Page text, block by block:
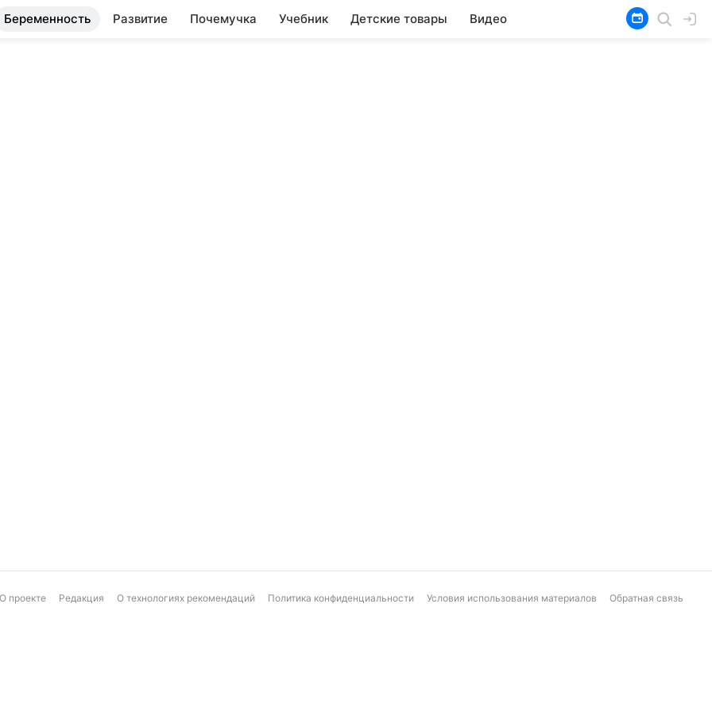
Беременность Развитие Почемучка Учебник Детские товары Видео
О проекте Редакция О технологиях рекомендаций Политика конфиденциальности Условия использования материалов Обратная связь